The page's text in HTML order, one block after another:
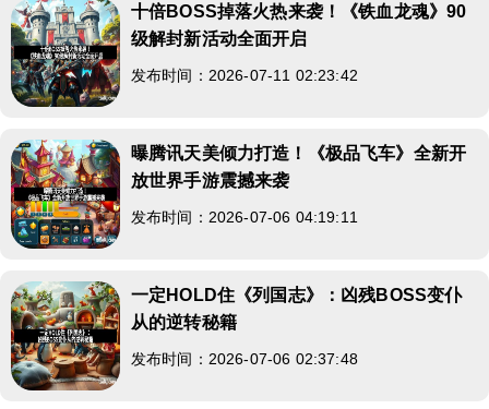
十倍BOSS掉落火热来袭！《铁血龙魂》90
级解封新活动全面开启
发布时间：2026-07-11 02:23:42
曝腾讯天美倾力打造！《极品飞车》全新开
放世界手游震撼来袭
发布时间：2026-07-06 04:19:11
一定HOLD住《列国志》：凶残BOSS变仆
从的逆转秘籍
发布时间：2026-07-06 02:37:48